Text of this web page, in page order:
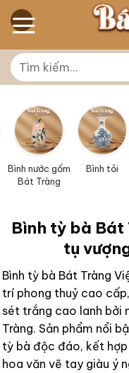
Skip
to
Tìm
kiếm:
Bình nước gốm
Bát Tràng
Bình tỏi
Bình tỳ bà
tụ
Bình tỳ bà Bát Tràng
trí phong thuỷ cao
sét trắng cao lanh bởi
Tràng. Sản phẩm nổi
tỳ bà độc đáo, kết
hoa văn vẽ tay giàu ý